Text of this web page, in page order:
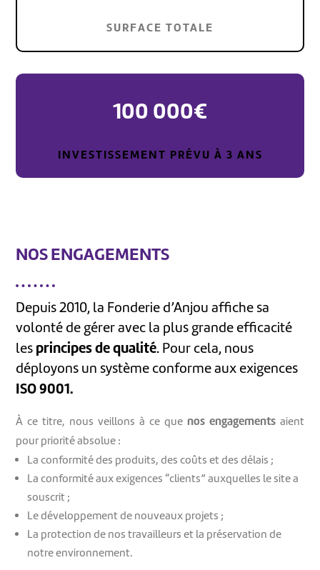
SURFACE TOTALE
100 000€
INVESTISSEMENT PRÉVU À 3 ANS
NOS ENGAGEMENTS
Depuis 2010, la Fonderie d’Anjou affiche sa
volonté de gérer avec la plus grande efficacité
les principes de qualité. Pour cela, nous
déployons un système conforme aux exigences
ISO 9001.
À ce titre, nous veillons à ce que nos engagementsaient
pour priorité absolue :
La conformité des produits, des coûts et des délais ;
La conformité aux exigences “clients” auxquelles le site a
souscrit ;
Le développement de nouveaux projets ;
La protection de nos travailleurs et la préservation de
notre environnement.